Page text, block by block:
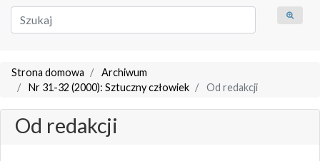
Strona domowa
Archiwum
Nr 31-32 (2000): Sztuczny człowiek
Od redakcji
Od redakcji